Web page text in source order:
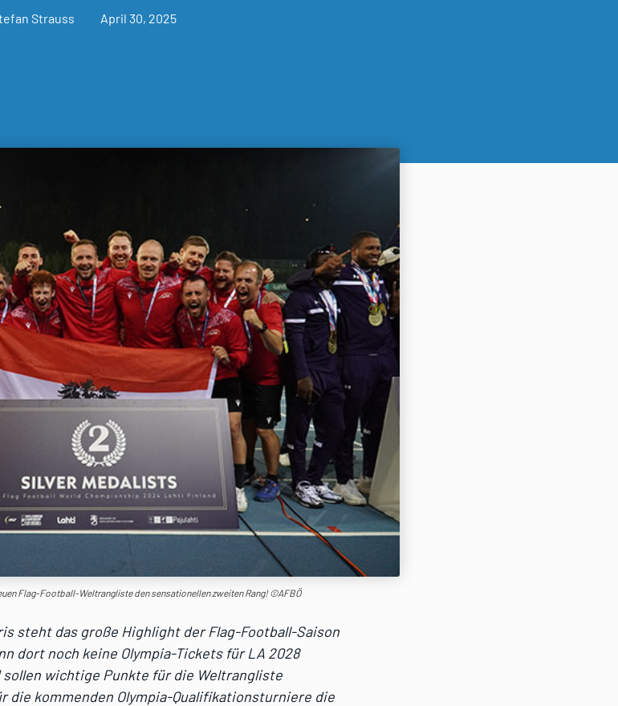
Strauss April 30, 2025
Flag-Football-Weltrangliste den sensationellen zweiten Rang! ©AFBÖ
steht das große Highlight der Flag-Football-Saison
dort noch keine Olympia-Tickets für LA 2028
wichtige Punkte für die Weltrangliste
die kommenden Olympia-Qualifikationsturniere die